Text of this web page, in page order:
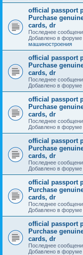
official passport
Purchase
cards, dr
Последнее
Добавлено в форуме
машиностроения
official passport
Purchase
cards, dr
Последнее
Добавлено в форуме
official passport
Purchase
cards, dr
Последнее
Добавлено в форуме
official passport
Purchase
cards, dr
Последнее
Добавлено в форуме
official passport
Purchase
cards, dr
Последнее
Добавлено в форуме
official passport
Purchase
cards, dr
Последнее
Добавлено в форуме